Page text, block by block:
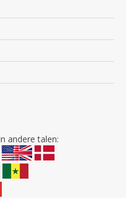
andere talen: